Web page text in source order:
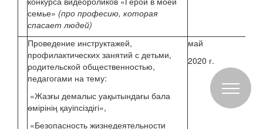
семье» (про професию, которая
спасает людей)
Проведение инструктажей,
профилактических занятий с детьми,
родительской общественностью,
педагогами на тему:
«Жазғы демалыс уақытындағы бала
өмірінің қауіпсіздігі»,
«Безопасность жизнедеятельности
май
2020 г.